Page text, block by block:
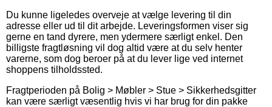
Du kunne ligeledes overveje at vælge levering til din
adresse eller ud til dit arbejde. Leveringsformen viser sig
gerne en tand dyrere, men ydermere særligt enkel. Den
billigste fragtløsning vil dog altid være at du selv henter
varerne, som dog beroer på at du lever lige ved internet
shoppens tilholdssted.
Fragtperioden på Bolig > Møbler > Stue > Sikkerhedsgitter
kan være særligt væsentlig hvis vi har brug for din pakke